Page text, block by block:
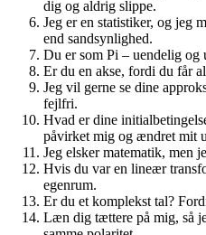
dig og aldrig slippe.
Jeg er en statistiker, og jeg
end sandsynlighed.
Du er som Pi – uendelig og
Er du en akse, fordi du får
Jeg vil gerne se dine
fejlfri.
Hvad er dine
påvirket mig og ændret mit
Jeg elsker matematik, men
Hvis du var en lineær
egenrum.
Er du et komplekst tal?
Læn dig tættere på mig, så